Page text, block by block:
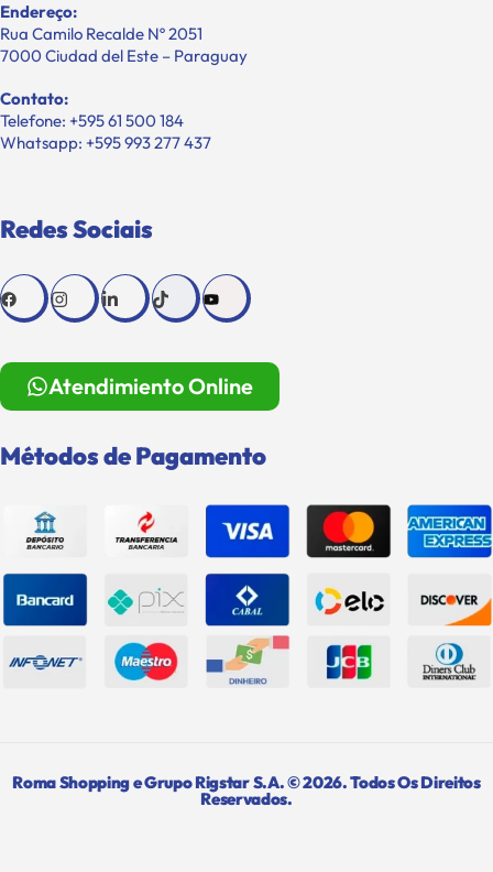
Endereço:
Rua Camilo Recalde Nº 2051
7000 Ciudad del Este – Paraguay
Contato:
Telefone: +595 61 500 184
Whatsapp: +595 993 277 437
Redes Sociais
Atendimiento Online
Métodos de Pagamento
Roma Shopping e Grupo Rigstar S.A. © 2026. Todos Os Direitos
Reservados.